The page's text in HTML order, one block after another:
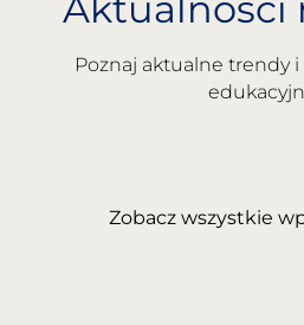
Poznaj aktualne trendy
Zobacz wszystkie